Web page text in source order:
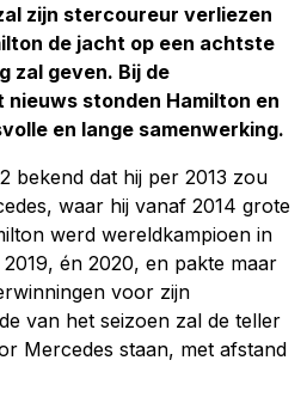
zijn stercoureur verliezen
de jacht op een achtste
zal geven. Bij de
nieuws stonden Hamilton en
en lange samenwerking.
bekend dat hij per 2013 zou
waar hij vanaf 2014 grote
werd wereldkampioen in
2019, én 2020, en pakte maar
voor zijn
van het seizoen zal de teller
Mercedes staan, met afstand